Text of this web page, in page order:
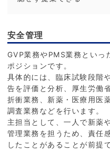
安全管理
GVP業務やPMS業務といっ
ポジションです。
具体的には、臨床試験段階
告を評価と分析、厚生労働
折衝業務、新薬・医療用医
調査業務などを行います。
主担当として、一人で新薬
管理業務を担うため、責任
したことがあることが前提